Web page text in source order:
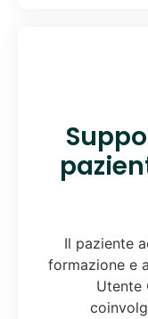
Il paziente
formazione e
Utente